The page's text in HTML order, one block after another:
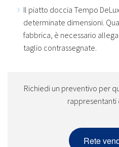
Il piatto doccia Tempo
determinate dimensioni.
fabbrica, è necessario
taglio contrassegnate.
Richiedi un preventivo per
rappresentanti
Rete